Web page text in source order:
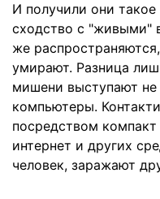
И получили они такое
сходство с "живыми"
же
умирают. Разница
мишени выступают
компьютеры.
посредством
интернет и других
человек, заражают